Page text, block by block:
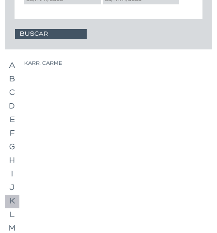
A
B
C
D
E
F
G
H
J
K
L
M
KARR, CARME